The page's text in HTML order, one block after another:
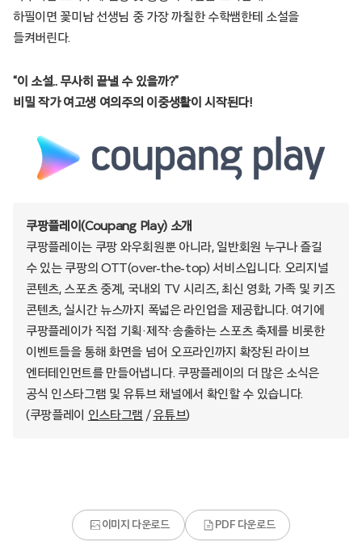
하필이면 꽃미남 선생님 중 가장 까칠한 수학쌤한테 소설을
들켜버린다.
“이 소설.. 무사히 끝낼 수 있을까?”
비밀 작가 여고생 여의주의 이중생활이 시작된다!
쿠팡플레이(Coupang Play) 소개
쿠팡플레이는 쿠팡 와우회원뿐 아니라, 일반회원 누구나 즐길
수 있는 쿠팡의 OTT(over-the-top) 서비스입니다. 오리지널
콘텐츠, 스포츠 중계, 국내외 TV 시리즈, 최신 영화, 가족 및 키즈
콘텐츠, 실시간 뉴스까지 폭넓은 라인업을 제공합니다. 여기에
쿠팡플레이가 직접 기획·제작·송출하는 스포츠 축제를 비롯한
이벤트들을 통해 화면을 넘어 오프라인까지 확장된 라이브
엔터테인먼트를 만들어냅니다. 쿠팡플레이의 더 많은 소식은
공식 인스타그램 및 유튜브 채널에서 확인할 수 있습니다.
(쿠팡플레이 인스타그램 /유튜브)
이미지 다운로드 PDF 다운로드